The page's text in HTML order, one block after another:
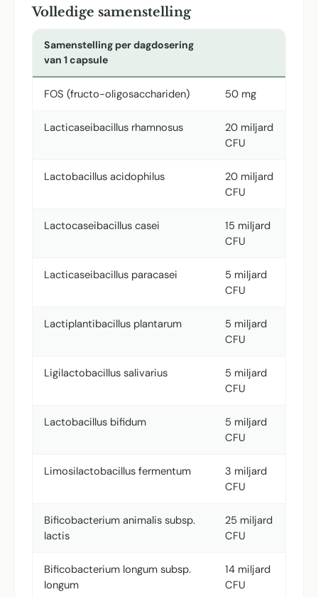
Volledige samenstelling
Samenstelling per dagdosering
van 1 capsule
FOS (fructo-oligosacchariden) 50 mg
Lacticaseibacillus rhamnosus
20 miljard
CFU
Lactobacillus acidophilus
20 miljard
CFU
Lactocaseibacillus casei
15 miljard
CFU
Lacticaseibacillus paracasei
5 miljard
CFU
Lactiplantibacillus plantarum
5 miljard
CFU
Ligilactobacillus salivarius
5 miljard
CFU
Lactobacillus bifidum
5 miljard
CFU
Limosilactobacillus fermentum
3 miljard
CFU
Bificobacterium animalis subsp.
lactis
25 miljard
CFU
Bificobacterium longum subsp.
longum
14 miljard
CFU